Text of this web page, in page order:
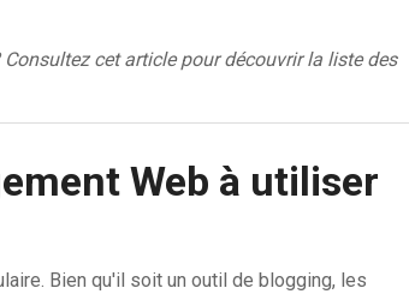
cet article pour découvrir la liste des
Web à utiliser
Bien qu'il soit un outil de blogging, les